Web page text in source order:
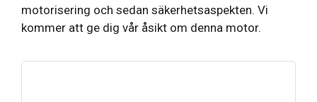
motorisering och sedan säkerhetsaspekten. Vi
kommer att ge dig vår åsikt om denna motor.